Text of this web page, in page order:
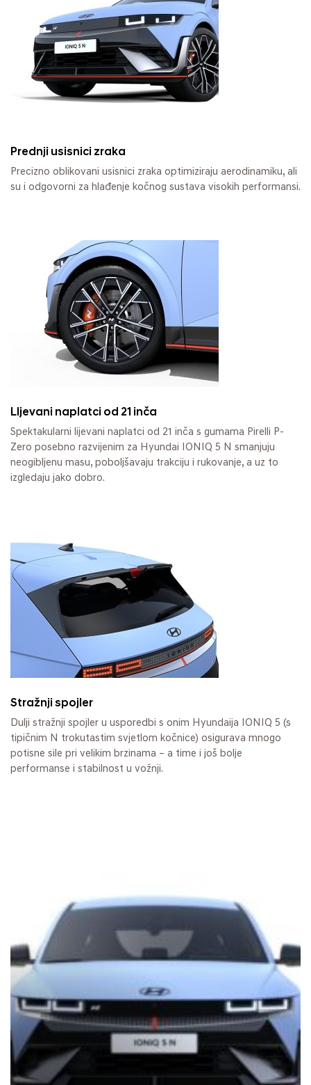
Prednji usisnici zraka
Precizno oblikovani usisnici zraka optimiziraju aerodinamiku, ali
su i odgovorni za hlađenje kočnog sustava visokih performansi.
LIjevani naplatci od 21 inča
Spektakularni lijevani naplatci od 21 inča s gumama Pirelli P-
Zero posebno razvijenim za Hyundai IONIQ 5 N smanjuju
neogibljenu masu, poboljšavaju trakciju i rukovanje, a uz to
izgledaju jako dobro.
Stražnji spojler
Dulji stražnji spojler u usporedbi s onim Hyundaija IONIQ 5 (s
tipičnim N trokutastim svjetlom kočnice) osigurava mnogo
potisne sile pri velikim brzinama – a time i još bolje
performanse i stabilnost u vožnji.